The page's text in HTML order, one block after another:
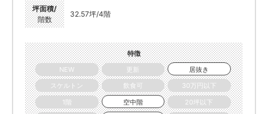
坪面積/
階数
32.57坪/4階
特徴
NEW
更新
居抜き
スケルトン
飲食可
30万円以下
1階
空中階
20坪以下